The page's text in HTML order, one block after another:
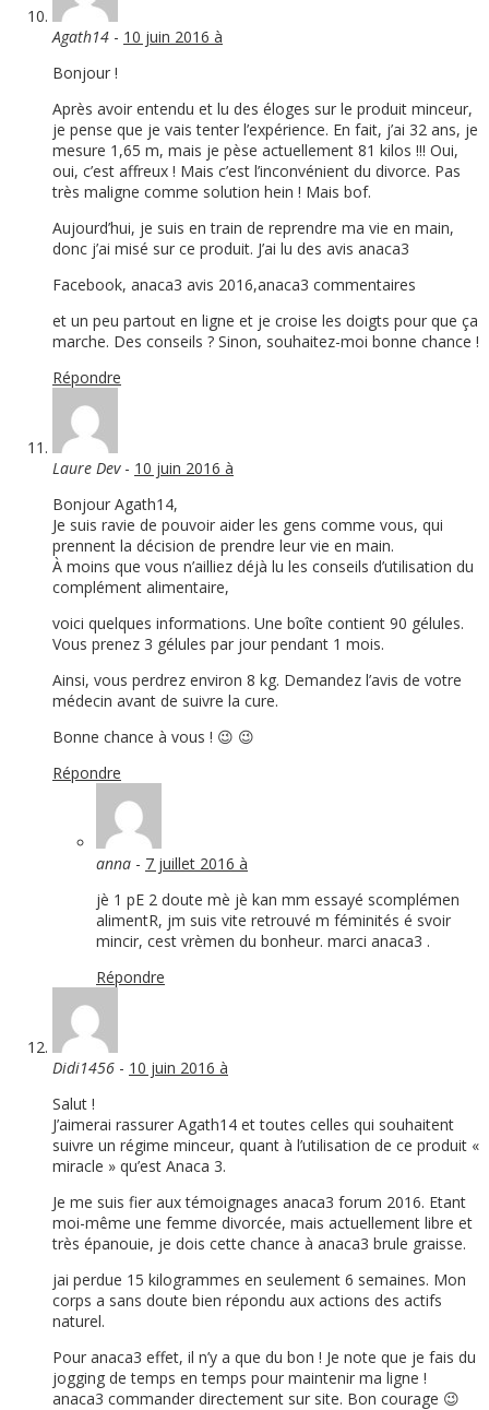
Agath14 - 10 juin 2016 à
Bonjour !
Après avoir entendu et lu des éloges sur le produit minceur,
je pense que je vais tenter l’expérience. En fait, j’ai 32 ans, je
mesure 1,65 m, mais je pèse actuellement 81 kilos !!! Oui,
oui, c’est affreux ! Mais c’est l’inconvénient du divorce. Pas
très maligne comme solution hein ! Mais bof.
Aujourd’hui, je suis en train de reprendre ma vie en main,
donc j’ai misé sur ce produit. J’ai lu des avis anaca3
Facebook, anaca3 avis 2016,anaca3 commentaires
et un peu partout en ligne et je croise les doigts pour que ça
marche. Des conseils ? Sinon, souhaitez-moi bonne chance !
Répondre
Laure Dev- 10 juin 2016 à
Bonjour Agath14,
Je suis ravie de pouvoir aider les gens comme vous, qui
prennent la décision de prendre leur vie en main.
À moins que vous n’ailliez déjà lu les conseils d’utilisation du
complément alimentaire,
voici quelques informations. Une boîte contient 90 gélules.
Vous prenez 3 gélules par jour pendant 1 mois.
Ainsi, vous perdrez environ 8 kg. Demandez l’avis de votre
médecin avant de suivre la cure.
Bonne chance à vous ! 😉 😉
Répondre
anna - 7 juillet 2016 à
jè 1 pE 2 doute mè jè kan mm essayé scomplémen
alimentR, jm suis vite retrouvé m féminités é svoir
mincir, cest vrèmen du bonheur. marci anaca3 .
Répondre
Didi1456 - 10 juin 2016 à
Salut !
J’aimerai rassurer Agath14 et toutes celles qui souhaitent
suivre un régime minceur, quant à l’utilisation de ce produit «
miracle » qu’est Anaca 3.
Je me suis fier aux témoignages anaca3 forum 2016. Etant
moi-même une femme divorcée, mais actuellement libre et
très épanouie, je dois cette chance à anaca3 brule graisse.
jai perdue 15 kilogrammes en seulement 6 semaines. Mon
corps a sans doute bien répondu aux actions des actifs
naturel.
Pour anaca3 effet, il n’y a que du bon ! Je note que je fais du
jogging de temps en temps pour maintenir ma ligne !
anaca3 commander directement sur site. Bon courage 😉